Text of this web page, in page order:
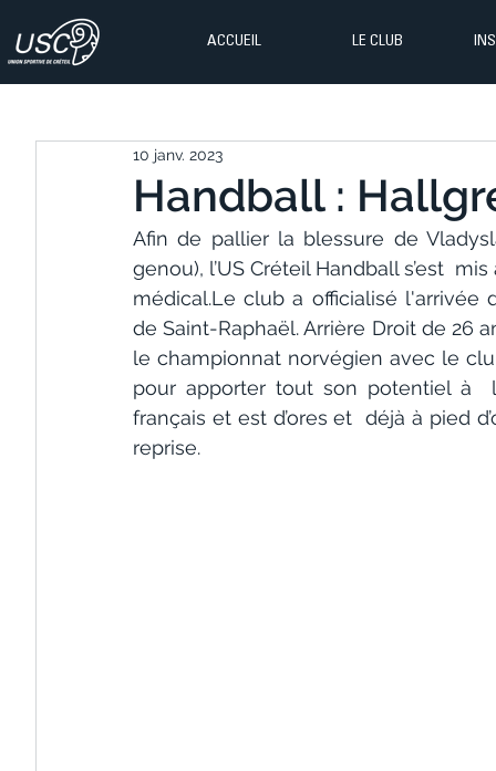
ACCUEIL LE CLUB
Handball :
10 janv. 2023
Afin de pallier la blessure de
genou), l’US Créteil Handball s’est
médical.Le club a officialisé l'arrivée
de Saint-Raphaël. Arrière Droit de 26
le championnat norvégien avec le
pour apporter tout son potentiel à
français et est d’ores et  déjà à pied
reprise.